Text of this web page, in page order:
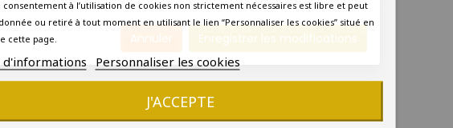
Annuler Enregistrer les modifications
consentement à l’utilisation de cookies non strictement nécessaires est libre et peut
ou retiré à tout moment en utilisant le lien “Personnaliser les cookies” situé en
cette page.
d'informations Personnaliser les cookies
J'ACCEPTE